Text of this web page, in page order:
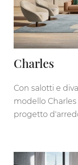
Charles
Con salotti e
modello
progetto